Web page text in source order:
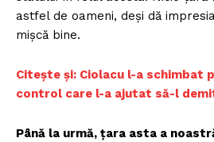
astfel de oameni, deși dă
mișcă bine.
Citește și: Ciolacu l-a schimbat
control care l-a ajutat să-l
Până la urmă, țara asta a